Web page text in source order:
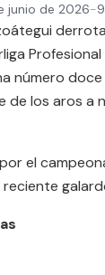
junio de 2026-
número
de los aros a
el